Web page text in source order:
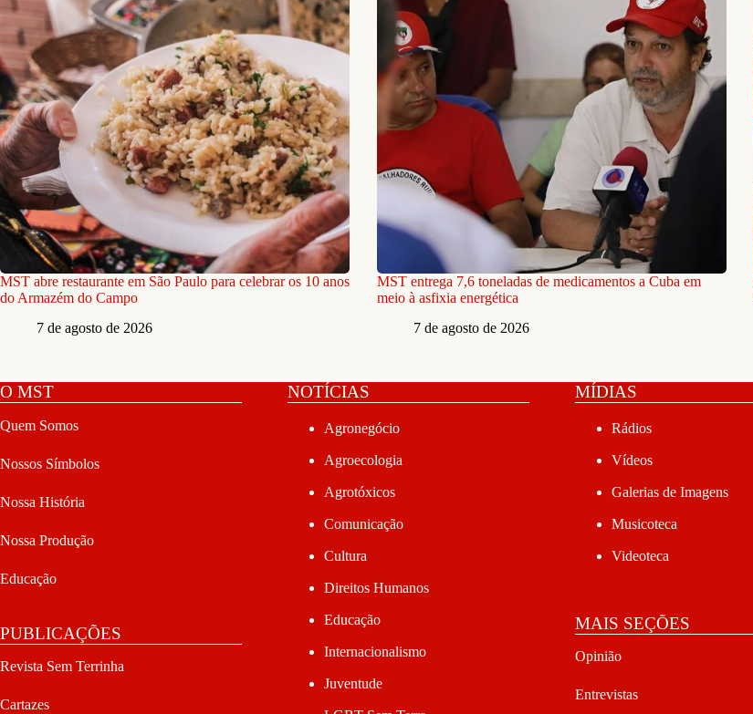
MST abre restaurante em São Paulo para celebrar os 10 anos
do Armazém do Campo
7 de agosto de 2026
MST entrega 7,6 toneladas de medicamentos a Cuba em
meio à asfixia energética
7 de agosto de 2026
O MST
Quem Somos
Nossos Símbolos
Nossa História
Nossa Produção
Educação
PUBLICAÇÕES
Revista Sem Terrinha
Cartazes
NOTÍCIAS
Agronegócio
Agroecologia
Agrotóxicos
Comunicação
Cultura
Direitos Humanos
Educação
Internacionalismo
Juventude
MÍDIAS
Rádios
Vídeos
Galerias de Imagens
Musicoteca
Videoteca
MAIS SEÇÕES
Opinião
Entrevistas